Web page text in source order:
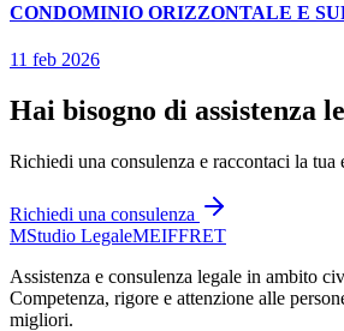
CONDOMINIO ORIZZONTALE E
11 feb 2026
Hai bisogno di assistenza
Richiedi una consulenza e raccontaci la tua
Richiedi una consulenza
MStudio LegaleMEIFFRET
Assistenza e consulenza legale in ambito
Competenza, rigore e attenzione alle
migliori.